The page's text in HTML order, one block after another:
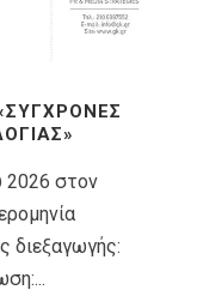
2026 στον
διεξαγωγής: